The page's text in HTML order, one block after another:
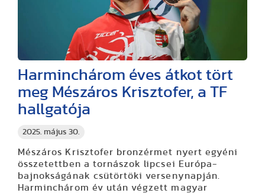
2025. május 30.
Harminchárom éves átkot tört
meg Mészáros Krisztofer, a TF
hallgatója
Mészáros Krisztofer bronzérmet nyert egyéni
összetettben a tornászok lipcsei Európa-
bajnokságának csütörtöki versenynapján.
Harminchárom év után végzett magyar